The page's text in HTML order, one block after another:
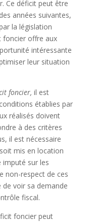
Ce déficit peut être
années suivantes,
la législation
foncier offre aux
intéressante
leur situation
foncier, il est
établies par
réalisés doivent
à des critères
il est nécessaire
mis en location
imputé sur les
non-respect de ces
voir sa demande
fiscal.
foncier peut